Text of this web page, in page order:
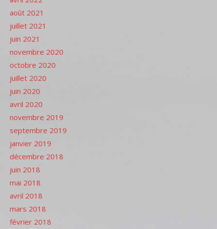
août 2021
juillet 2021
juin 2021
novembre 2020
octobre 2020
juillet 2020
juin 2020
avril 2020
novembre 2019
septembre 2019
janvier 2019
décembre 2018
juin 2018
mai 2018
avril 2018
mars 2018
février 2018